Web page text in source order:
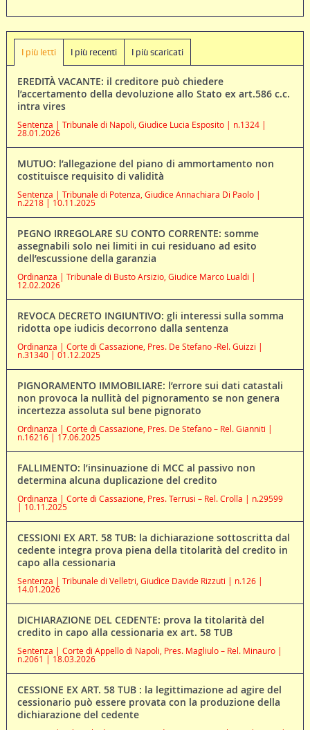
I più letti I più recenti I più scaricati
EREDITÀ VACANTE: il creditore può chiedere
l’accertamento della devoluzione allo Stato ex art.586 c.c.
intra vires
Sentenza | Tribunale di Napoli, Giudice Lucia Esposito | n.1324 |
28.01.2026
MUTUO: l’allegazione del piano di ammortamento non
costituisce requisito di validità
Sentenza | Tribunale di Potenza, Giudice Annachiara Di Paolo |
n.2218 | 10.11.2025
PEGNO IRREGOLARE SU CONTO CORRENTE: somme
assegnabili solo nei limiti in cui residuano ad esito
dell’escussione della garanzia
Ordinanza | Tribunale di Busto Arsizio, Giudice Marco Lualdi |
12.02.2026
REVOCA DECRETO INGIUNTIVO: gli interessi sulla somma
ridotta ope iudicis decorrono dalla sentenza
Ordinanza | Corte di Cassazione, Pres. De Stefano -Rel. Guizzi |
n.31340 | 01.12.2025
PIGNORAMENTO IMMOBILIARE: l’errore sui dati catastali
non provoca la nullità del pignoramento se non genera
incertezza assoluta sul bene pignorato
Ordinanza | Corte di Cassazione, Pres. De Stefano – Rel. Gianniti |
n.16216 | 17.06.2025
FALLIMENTO: l’insinuazione di MCC al passivo non
determina alcuna duplicazione del credito
Ordinanza | Corte di Cassazione, Pres. Terrusi – Rel. Crolla | n.29599
| 10.11.2025
CESSIONI EX ART. 58 TUB: la dichiarazione sottoscritta dal
cedente integra prova piena della titolarità del credito in
capo alla cessionaria
Sentenza | Tribunale di Velletri, Giudice Davide Rizzuti | n.126 |
14.01.2026
DICHIARAZIONE DEL CEDENTE: prova la titolarità del
credito in capo alla cessionaria ex art. 58 TUB
Sentenza | Corte di Appello di Napoli, Pres. Magliulo – Rel. Minauro |
n.2061 | 18.03.2026
CESSIONE EX ART. 58 TUB : la legittimazione ad agire del
cessionario può essere provata con la produzione della
dichiarazione del cedente